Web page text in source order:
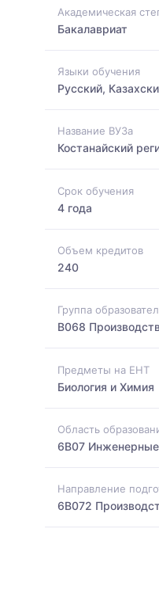
Академическая
Бакалавриат
Языки обучения
Русский,
Название ВУЗа
Костанайский
Срок обучения
4 года
Объем кредитов
240
Группа
B068
Предметы на ЕНТ
Биология и Химия
Область
6B07
Направление
6B072